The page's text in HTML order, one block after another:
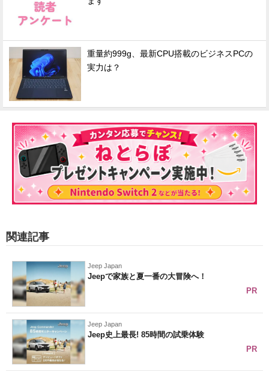
重量約999g、最新CPU搭載のビジネスPCの
実力は？
関連記事
Jeep Japan
Jeepで家族と夏一番の大冒険へ！
PR
Jeep Japan
Jeep史上最長! 85時間の試乗体験
PR